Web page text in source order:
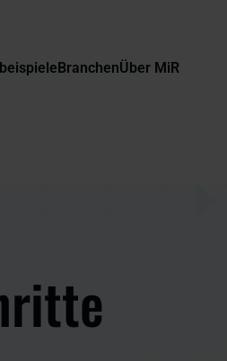
BranchenÜber MiR